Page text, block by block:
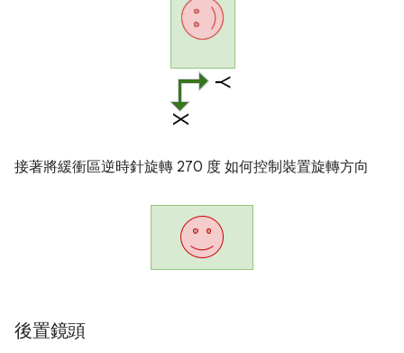
接著將緩衝區逆時針旋轉 270 度 如何控制裝置旋轉方向
後置鏡頭